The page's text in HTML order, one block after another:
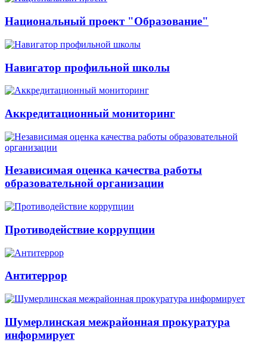
Национальный проект "Образование"
Навигатор профильной школы
Аккредитационный мониторинг
Независимая оценка качества работы
образовательной организации
Противодействие коррупции
Антитеррор
Шумерлинская межрайонная прокуратура
информирует